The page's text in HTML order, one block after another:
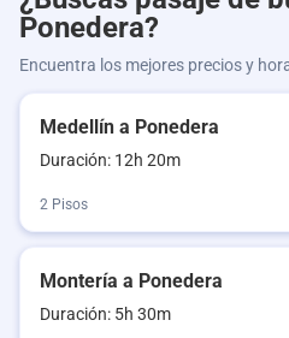
Ponedera?
Encuentra los mejores precios y
Medellín a Ponedera
Duración: 12h 20m
2 Pisos
Montería a Ponedera
Duración: 5h 30m